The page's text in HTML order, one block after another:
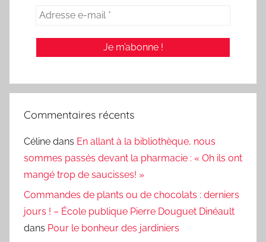
Commentaires récents
Céline dans En allant à la bibliothèque, nous
sommes passés devant la pharmacie : « Oh ils ont
mangé trop de saucisses! »
Commandes de plants ou de chocolats : derniers
jours ! – École publique Pierre Douguet Dinéault
dans Pour le bonheur des jardiniers